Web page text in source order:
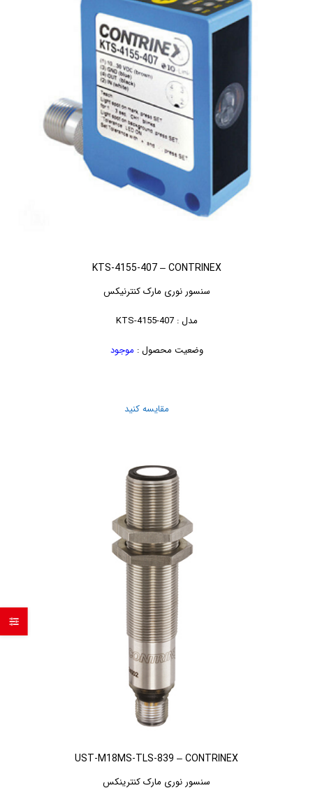
KTS-4155-407 – CONTRINEX
سنسور نوری مارک کنترنیکس
مدل : KTS-4155-407
وضعیت محصول : موجود
مقایسه کنید
UST-M18MS-TLS-839 – CONTRINEX
سنسور نوری مارک کنترینکس